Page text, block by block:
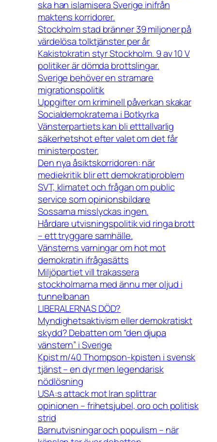
ska han islamisera Sverige inifrån
maktens korridorer.
Stockholm stad bränner 39 miljoner på
värdelösa tolktjänster per år
Kakistokratin styr Stockholm. 9 av 10 V
politiker är dömda brottslingar.
Sverige behöver en stramare
migrationspolitik
Uppgifter om kriminell påverkan skakar
Socialdemokraterna i Botkyrka
Vänsterpartiets kan bli etttallvarlig
säkerhetshot efter valet om det får
ministerposter.
Den nya åsiktskorridoren: när
mediekritik blir ett demokratiproblem
SVT, klimatet och frågan om public
service som opinionsbildare
Sossarna misslyckas ingen.
Hårdare utvisningspolitik vid ringa brott
– ett tryggare samhälle.
Vänsterns varningar om hot mot
demokratin ifrågasätts
Miljöpartiet vill trakassera
stockholmarna med ännu mer oljud i
tunnelbanan
LIBERALERNAS DÖD?
Myndighetsaktivism eller demokratiskt
skydd? Debatten om “den djupa
vänstern” i Sverige
Kpist m/40 Thompson-kpisten i svensk
tjänst – en dyr men legendarisk
nödlösning
USA:s attack mot Iran splittrar
opinionen – frihetsjubel, oro och politisk
strid
Barnutvisningar och populism – när